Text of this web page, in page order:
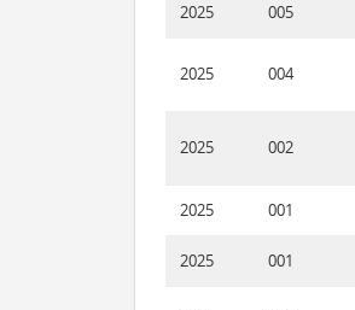
2025 005
2025 004
2025 002
2025 001
2025 001